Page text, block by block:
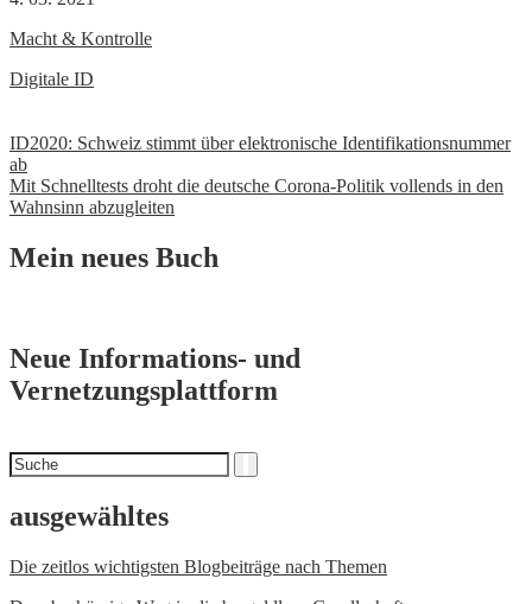
Macht & Kontrolle
Digitale ID
Beitrags-
Navigation
ID2020: Schweiz stimmt über elektronische Identifikationsnummer
ab
Mit Schnelltests droht die deutsche Corona-Politik vollends in den
Wahnsinn abzugleiten
Mein neues Buch
Neue Informations- und
Vernetzungsplattform
Suchen
nach
ausgewähltes
Die zeitlos wichtigsten Blogbeiträge nach Themen